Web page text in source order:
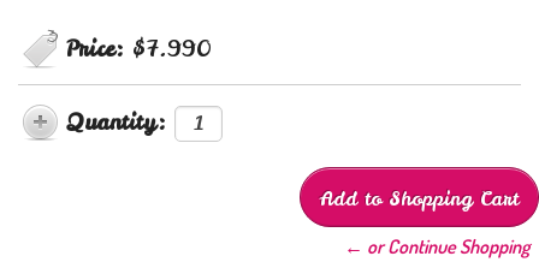
Price: $7.990
Quantity:
← or Continue Shopping